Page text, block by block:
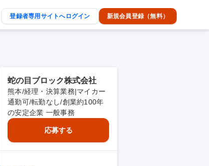
登録者専用サイトへログイン 新規会員登録（無料）
蛇の目ブロック株式会社
熊本/経理・決算業務|マイカー
通勤可/転勤なし/創業約100年
の安定企業 一般事務
応募する